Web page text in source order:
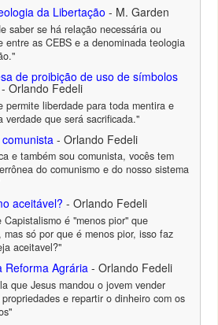
da Libertação - M. Garden
saber se há relação necessária ou
entre as CEBS e a denominada teologia
de proibição de uso de símbolos
- Orlando Fedeli
permite liberdade para toda mentira e
verdade que será sacrificada."
- Orlando Fedeli
e também sou comunista, vocês tem
do comunismo e do nosso sistema
aceitável? - Orlando Fedeli
Capistalismo é "menos pior" que
mas só por que é menos pior, isso faz
aceitavel?"
Reforma Agrária - Orlando Fedeli
que Jesus mandou o jovem vender
e repartir o dinheiro com os